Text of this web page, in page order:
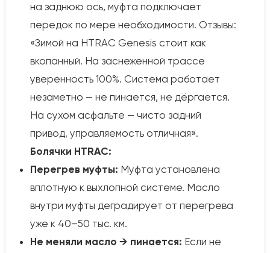
на заднюю ось, муфта подключает
передок по мере необходимости. Отзывы:
«Зимой на HTRAC Genesis стоит как
вкопанный. На заснеженной трассе
уверенность 100%. Система работает
незаметно — не пинается, не дёргается.
На сухом асфальте — чисто задний
привод, управляемость отличная».
Болячки HTRAC:
Перегрев муфты: Муфта установлена
вплотную к выхлопной системе. Масло
внутри муфты деградирует от перегрева
уже к 40–50 тыс. км.
Не меняли масло → пинается: Если не